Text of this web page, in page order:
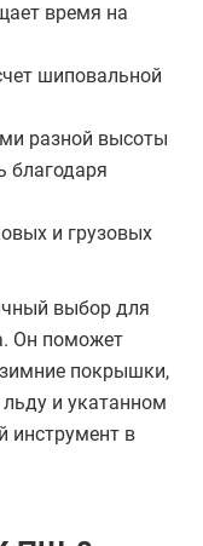
время на
шиповальной
разной высоты
благодаря
и грузовых
выбор для
Он поможет
покрышки,
и укатанном
инструмент в